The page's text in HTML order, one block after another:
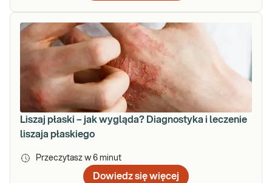
Liszaj płaski – jak wygląda? Diagnostyka i leczenie
liszaja płaskiego
Przeczytasz w 6 minut
Dowiedz się więcej